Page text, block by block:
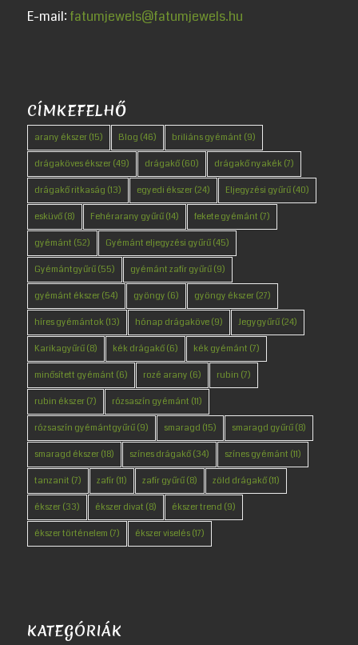
E-mail: fatumjewels@fatumjewels.hu
CÍMKEFELHŐ
arany ékszer(15) Blog (46) briliáns gyémánt (9)
drágaköves ékszer(49) drágakő(60) drágakő nyakék(7)
drágakő ritkaság (13) egyedi ékszer(24) Eljegyzési gyűrű(40)
esküvő(8) Fehérarany gyűrű(14) fekete gyémánt (7)
gyémánt (52) Gyémánt eljegyzési gyűrű(45)
Gyémántgyűrű(55) gyémánt zafír gyűrű(9)
gyémánt ékszer(54) gyöngy (6) gyöngy ékszer(27)
híres gyémántok(13) hónap drágaköve(9) Jegygyűrű(24)
Karikagyűrű(8) kék drágakő(6) kék gyémánt (7)
minősített gyémánt (6) rozé arany (6) rubin (7)
rubin ékszer(7) rózsaszín gyémánt (11)
rózsaszín gyémántgyűrű(9) smaragd (15) smaragd gyűrű(8)
smaragd ékszer(18) színes drágakő(34) színes gyémánt (11)
tanzanit (7) zafír(11) zafír gyűrű(8) zöld drágakő(11)
ékszer(33) ékszer divat (8) ékszer trend (9)
ékszer történelem (7) ékszer viselés(17)
KATEGÓRIÁK